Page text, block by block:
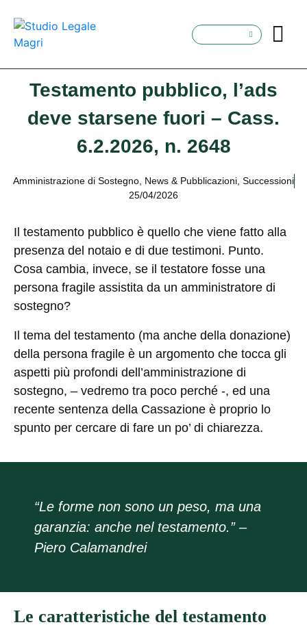
Testamento pubblico, l’ads
deve starsene fuori – Cass.
6.2.2026, n. 2648
Amministrazione di Sostegno, News & Pubblicazioni, Successioni
25/04/2026
Il testamento pubblico è quello che viene fatto alla
presenza del notaio e di due testimoni. Punto.
Cosa cambia, invece, se il testatore fosse una
persona fragile assistita da un amministratore di
sostegno?
Il tema del testamento (ma anche della donazione)
della persona fragile è un argomento che tocca gli
aspetti più profondi dell’amministrazione di
sostegno, – vedremo tra poco perché -, ed una
recente sentenza della Cassazione è proprio lo
spunto per cercare di fare un po’ di chiarezza.
“Le forme non sono un peso, ma una
garanzia: anche nel testamento.” –
Piero Calamandrei
Le caratteristiche del testamento